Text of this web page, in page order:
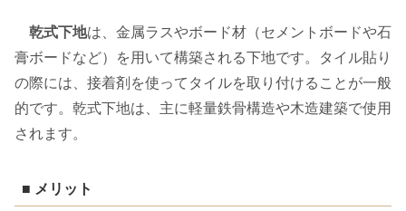
乾式下地は、金属ラスやボード材（セメントボードや石
膏ボードなど）を用いて構築される下地です。タイル貼り
の際には、接着剤を使ってタイルを取り付けることが一般
的です。乾式下地は、主に軽量鉄骨構造や木造建築で使用
されます。
■ メリット